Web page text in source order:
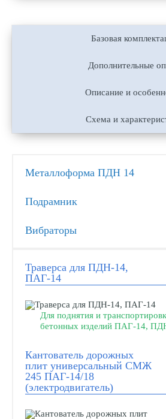
Базовая
Дополнительные
Описание и
Схема и
Металлоформа ПДН 14
Подрамник
Вибраторы
Траверса для ПДН-14,
ПАГ-14
Для поднятия и
бетонных изделий ПАГ-14,
Кантователь дорожных
плит универсальный СМЖ
245 ПАГ-14/18
(электродвигатель)